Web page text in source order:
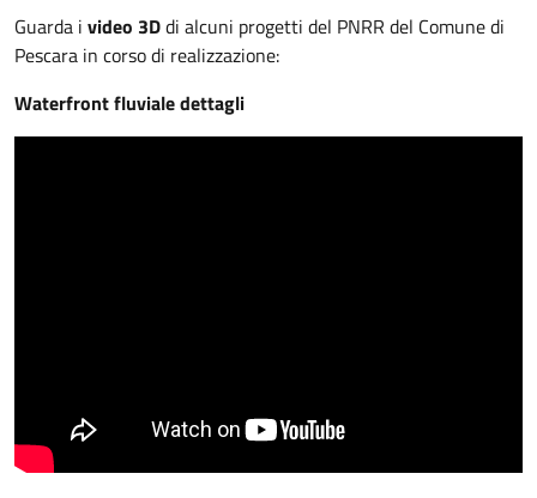
Guarda i video 3Ddi alcuni progetti del PNRR del Comune di
Pescara in corso di realizzazione:
Waterfront fluviale dettagli